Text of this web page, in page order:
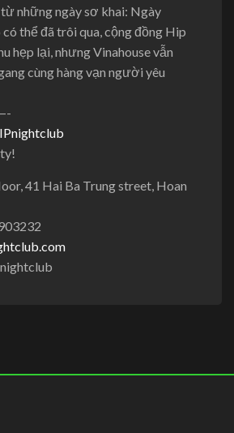
những ngày sơ khai: Ngày
thể đã trôi qua, cộng đồng Hip
hẹp lại, nhưng Vinahouse vẫn
cùng hàng vạn người yêu
IPnightclub
41 Hai Ba Trung street, Hoan